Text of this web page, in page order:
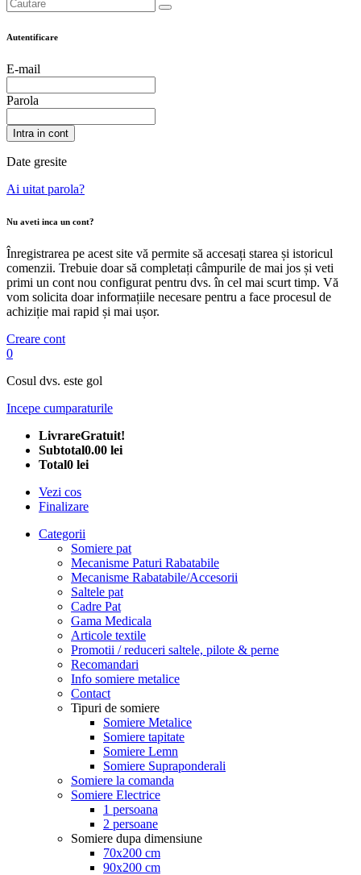
Autentificare
E-mail
Parola
Intra in cont
Date gresite
Ai uitat parola?
Nu aveti inca un cont?
Înregistrarea pe acest site vă permite să accesați starea și istoricul
comenzii. Trebuie doar să completați câmpurile de mai jos și veti
primi un cont nou configurat pentru dvs. în cel mai scurt timp. Vă
vom solicita doar informațiile necesare pentru a face procesul de
achiziție mai rapid și mai ușor.
Creare cont
0
Cosul dvs. este gol
Incepe cumparaturile
LivrareGratuit!
Subtotal0.00 lei
Total0 lei
Vezi cos
Finalizare
Categorii
Somiere pat
Mecanisme Paturi Rabatabile
Mecanisme Rabatabile/Accesorii
Saltele pat
Cadre Pat
Gama Medicala
Articole textile
Promotii / reduceri saltele, pilote & perne
Recomandari
Info somiere metalice
Contact
Tipuri de somiere
Somiere Metalice
Somiere tapitate
Somiere Lemn
Somiere Supraponderali
Somiere la comanda
Somiere Electrice
1 persoana
2 persoane
Somiere dupa dimensiune
70x200 cm
90x200 cm